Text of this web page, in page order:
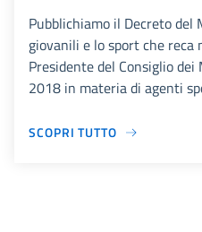
Pubblichiamo il Decreto
giovanili e lo sport che reca
Presidente del Consiglio
2018 in materia di agenti
SCOPRI TUTTO